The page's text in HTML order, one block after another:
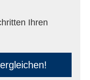
Ihren